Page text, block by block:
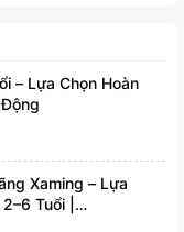
– Lựa Chọn Hoàn
Xaming – Lựa
Tuổi |